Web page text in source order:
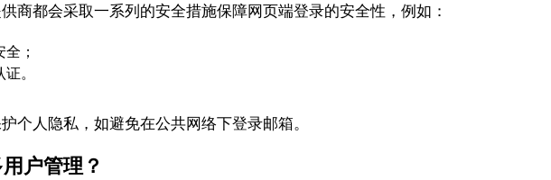
商都会采取一系列的安全措施保障网页端登录的安全性，例如：
；
。
个人隐私，如避免在公共网络下登录邮箱。
户管理？